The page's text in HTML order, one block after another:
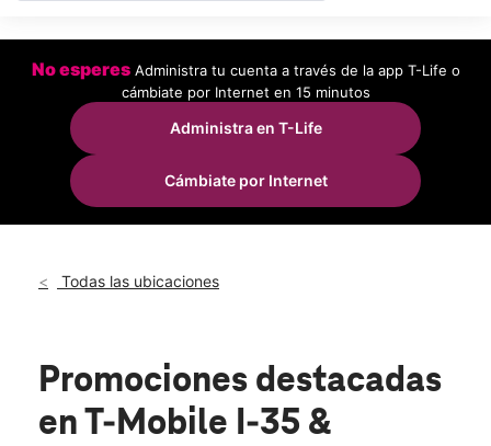
805 NE Alsbury Blvd Burleson, TX 76028
No esperes Administra tu cuenta a través de la app T-Life o
cámbiate por Internet en 15 minutos
Administra en T-Life
Cámbiate por Internet
Todas las ubicaciones
Promociones destacadas
en T-Mobile I-35 &